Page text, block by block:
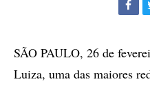
SÃO PAULO, 26 de
Luiza, uma das maiores